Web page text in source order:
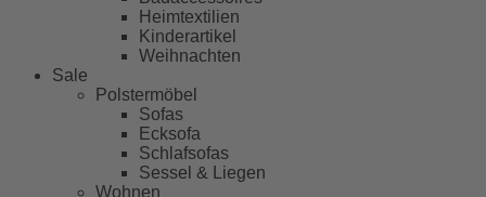
Heimtextilien
Kinderartikel
Weihnachten
Sale
Polstermöbel
Sofas
Ecksofa
Schlafsofas
Sessel & Liegen
Wohnen